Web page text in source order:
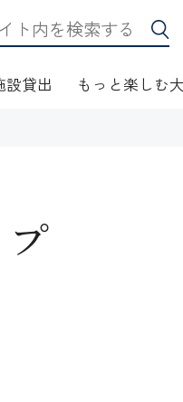
設貸出 もっと楽しむ